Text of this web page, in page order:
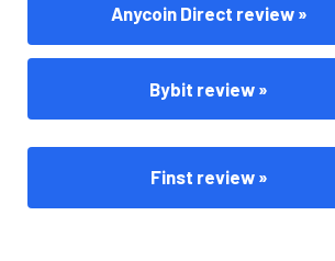
Anycoin Direct review »
Bybit review »
Finst review »